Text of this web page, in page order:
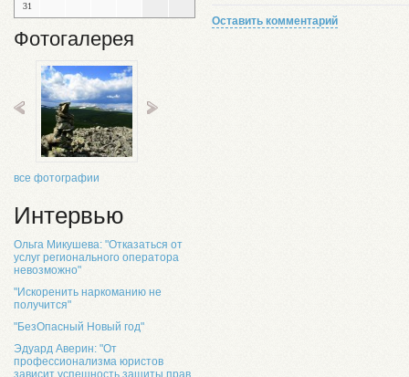
31
Фотогалерея
все фотографии
Интервью
Ольга Микушева: "Отказаться от
услуг регионального оператора
невозможно"
"Искоренить наркоманию не
получится"
"БезОпасный Новый год"
Эдуард Аверин: "От
профессионализма юристов
зависит успешность защиты прав
Оставить комментарий